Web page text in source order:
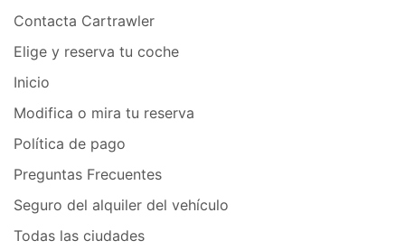
Contacta Cartrawler
Elige y reserva tu coche
Inicio
Modifica o mira tu reserva
Política de pago
Preguntas Frecuentes
Seguro del alquiler del vehículo
Todas las ciudades